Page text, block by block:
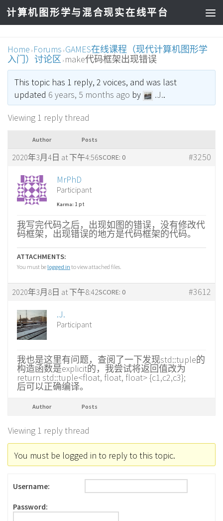
计算机图形学与混合现实在线平台
Home › Forums › GAMES在线课程（现代计算机图形学
入门）讨论区 › make代码框架出现错误
This topic has 1 reply, 2 voices, and was last
updated 6 years, 5 months ago by .J..
Viewing 1 reply thread
Author Posts
2020年3月4日 at 下午4:56 #3250
SCORE: 0
MrPhD
Participant
Karma: 1 pt
我写完代码之后，出现如图的错误，没有修改代
码框架，出现错误的地方是代码框架的代码。
ATTACHMENTS:
You must be logged in to view attached files.
2020年3月8日 at 下午8:42 #3612
SCORE: 0
.J.
Participant
我也是这里有问题，查阅了一下发现std::tuple的
构造函数是explicit的，我尝试将返回值改为
return std::tuple<float, float, float> {c1,c2,c3};
后可以正确编译。
Author Posts
Viewing 1 reply thread
You must be logged in to reply to this topic.
Username:
Password: